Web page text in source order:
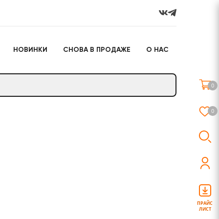
НОВИНКИ СНОВА В ПРОДАЖЕ О НАС
Настольные игры
Подарочные наборы
Слайм
0
0
ПРАЙС
ЛИСТ